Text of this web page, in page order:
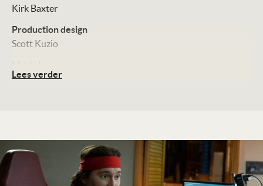
Kirk Baxter
Production design
Scott Kuzio
Will Bates
The Searchers
Technische Details
Lees verder